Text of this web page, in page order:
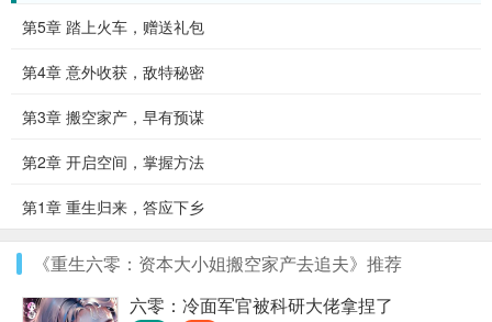
第5章 踏上火车，赠送礼包
第4章 意外收获，敌特秘密
第3章 搬空家产，早有预谋
第2章 开启空间，掌握方法
第1章 重生归来，答应下乡
《重生六零：资本大小姐搬空家产去追夫》推荐
六零：冷面军官被科研大佬拿捏了